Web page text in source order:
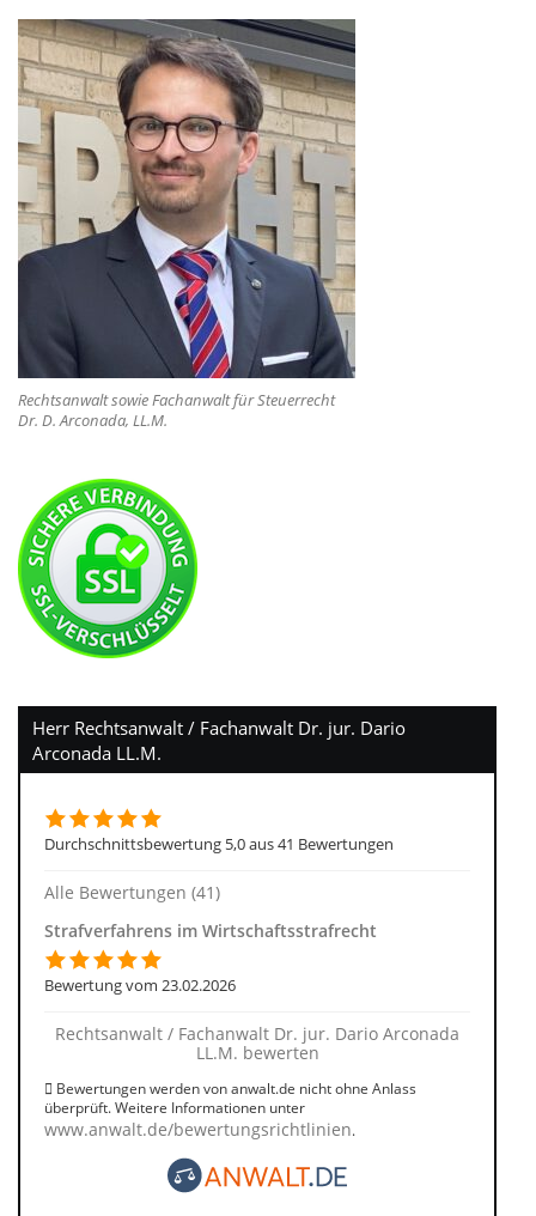
Rechtsanwalt sowie Fachanwalt für Steuerrecht
Dr. D. Arconada, LL.M.
Herr Rechtsanwalt / Fachanwalt Dr. jur. Dario
Arconada LL.M.
Durchschnittsbewertung 5,0 aus 41 Bewertungen
Alle Bewertungen (41)
Strafverfahrens im Wirtschaftsstrafrecht
Bewertung vom 23.02.2026
Rechtsanwalt / Fachanwalt Dr. jur. Dario Arconada
LL.M. bewerten
Bewertungen werden von anwalt.de nicht ohne Anlass
überprüft. Weitere Informationen unter
www.anwalt.de/bewertungsrichtlinien.